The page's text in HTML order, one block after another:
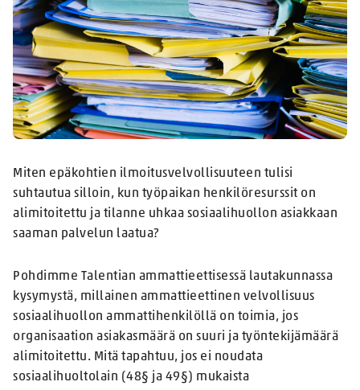
Miten epäkohtien ilmoitusvelvollisuuteen tulisi
suhtautua silloin, kun työpaikan henkilöresurssit on
alimitoitettu ja tilanne uhkaa sosiaalihuollon asiakkaan
saaman palvelun laatua?
Pohdimme Talentian ammatti­eettisessä lautakunnassa
kysymystä, millainen ammattieettinen velvollisuus
sosiaalihuollon ammattihenkilöllä on toimia, jos
organisaation asiakasmäärä on suuri ja työntekijämäärä
alimitoitettu. Mitä tapahtuu, jos ei noudata
sosiaalihuoltolain (48§ ja 49§) mukaista